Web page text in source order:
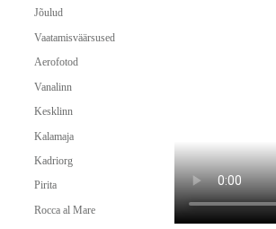
Jõulud
Vaatamisväärsused
Aerofotod
Vanalinn
Kesklinn
Kalamaja
Kadriorg
Pirita
Rocca al Mare